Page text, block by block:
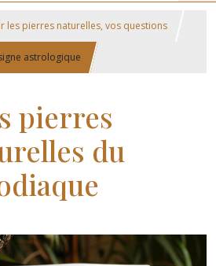
les pierres naturelles, vos questions
astrologique
pierres
du